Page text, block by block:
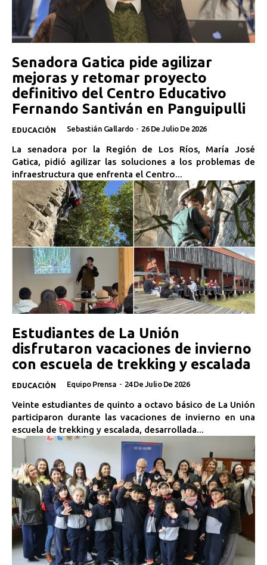
Senadora Gatica pide agilizar
mejoras y retomar proyecto
definitivo del Centro Educativo
Fernando Santiván en Panguipulli
EDUCACIÓN Sebastián Gallardo - 26 De Julio De 2026
La senadora por la Región de Los Ríos, María José
Gatica, pidió agilizar las soluciones a los problemas de
infraestructura que enfrenta el Centro...
Estudiantes de La Unión
disfrutaron vacaciones de invierno
con escuela de trekking y escalada
EDUCACIÓN Equipo Prensa - 24 De Julio De 2026
Veinte estudiantes de quinto a octavo básico de La Unión
participaron durante las vacaciones de invierno en una
escuela de trekking y escalada, desarrollada...